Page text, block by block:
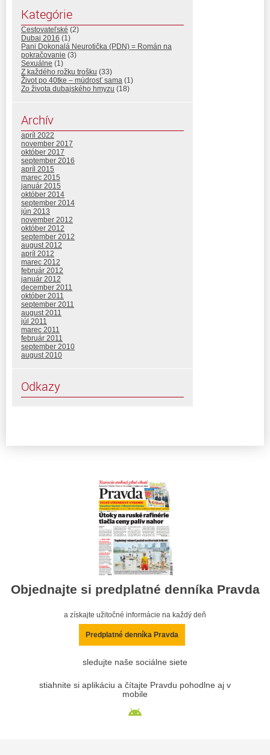
Kategórie
Cestovateľské (2)
Dubaj 2016 (1)
Pani Dokonalá Neurotička (PDN) = Román na
pokračovanie (3)
Sexuálne (1)
Z každého rožku trošku (33)
Život po 40tke – múdrosť sama (1)
Zo života dubajského hmyzu (18)
Archív
apríl 2022
november 2017
október 2017
september 2016
apríl 2015
marec 2015
január 2015
október 2014
september 2014
jún 2013
november 2012
október 2012
september 2012
august 2012
apríl 2012
marec 2012
február 2012
január 2012
december 2011
október 2011
september 2011
august 2011
júl 2011
marec 2011
február 2011
september 2010
august 2010
Odkazy
Objednajte si predplatné denníka Pravda
a získajte užitočné informácie na každý deň
Predplatné denníka Pravda
sledujte naše sociálne siete
stiahnite si aplikáciu a čítajte Pravdu pohodlne aj v
mobile